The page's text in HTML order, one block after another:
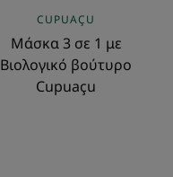
CUPUAÇU
Μάσκα 3 σε 1 με
Βιολογικό βούτυρο
Cupuaçu